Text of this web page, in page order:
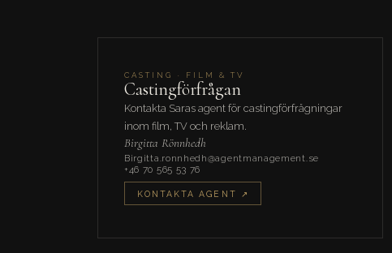
CASTING · FILM & TV
Castingförfrågan
Kontakta Saras agent för castingförfrågningar
inom film, TV och reklam.
Birgitta Rönnhedh
Birgitta.ronnhedh@agentmanagement.se
+46 70 565 53 76
KONTAKTA AGENT ↗